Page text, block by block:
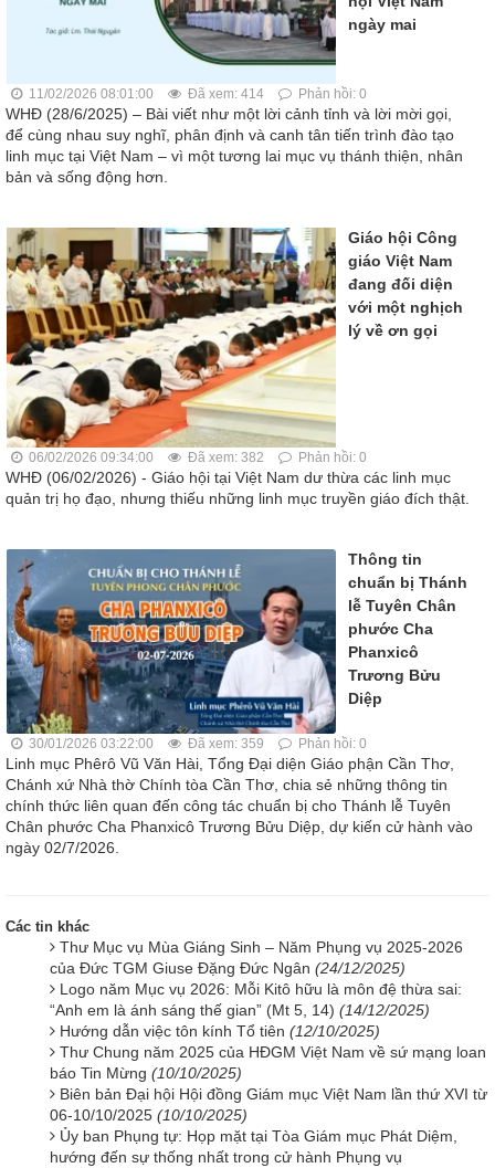
ngày mai
11/02/2026 08:01:00 Đã xem: 414 Phản hồi: 0
WHĐ (28/6/2025) – Bài viết như một lời cảnh tỉnh và lời mời gọi,
để cùng nhau suy nghĩ, phân định và canh tân tiến trình đào tạo
linh mục tại Việt Nam – vì một tương lai mục vụ thánh thiện, nhân
bản và sống động hơn.
Giáo hội Công
giáo Việt Nam
đang đối diện
với một nghịch
lý về ơn gọi
06/02/2026 09:34:00 Đã xem: 382 Phản hồi: 0
WHĐ (06/02/2026) - Giáo hội tại Việt Nam dư thừa các linh mục
quản trị họ đạo, nhưng thiếu những linh mục truyền giáo đích thật.
Thông tin
chuẩn bị Thánh
lễ Tuyên Chân
phước Cha
Phanxicô
Trương Bửu
Diệp
30/01/2026 03:22:00 Đã xem: 359 Phản hồi: 0
Linh mục Phêrô Vũ Văn Hài, Tổng Đại diện Giáo phận Cần Thơ,
Chánh xứ Nhà thờ Chính tòa Cần Thơ, chia sẻ những thông tin
chính thức liên quan đến công tác chuẩn bị cho Thánh lễ Tuyên
Chân phước Cha Phanxicô Trương Bửu Diệp, dự kiến cử hành vào
ngày 02/7/2026.
Các tin khác
Thư Mục vụ Mùa Giáng Sinh – Năm Phụng vụ 2025-2026
của Đức TGM Giuse Đặng Đức Ngân (24/12/2025)
Logo năm Mục vụ 2026: Mỗi Kitô hữu là môn đệ thừa sai:
“Anh em là ánh sáng thế gian” (Mt 5, 14) (14/12/2025)
Hướng dẫn việc tôn kính Tổ tiên (12/10/2025)
Thư Chung năm 2025 của HĐGM Việt Nam về sứ mạng loan
báo Tin Mừng (10/10/2025)
Biên bản Đại hội Hội đồng Giám mục Việt Nam lần thứ XVI từ
06-10/10/2025 (10/10/2025)
Ủy ban Phụng tự: Họp mặt tại Tòa Giám mục Phát Diệm,
hướng đến sự thống nhất trong cử hành Phụng vụ